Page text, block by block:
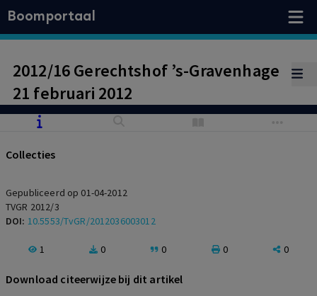
Boomportaal
2012/16 Gerechtshof ’s-Gravenhage
21 februari 2012
Collecties
Gepubliceerd op 01-04-2012
TVGR 2012/3
DOI: 10.5553/TvGR/2012036003012
1 0 0 0 0
Download citeerwijze bij dit artikel